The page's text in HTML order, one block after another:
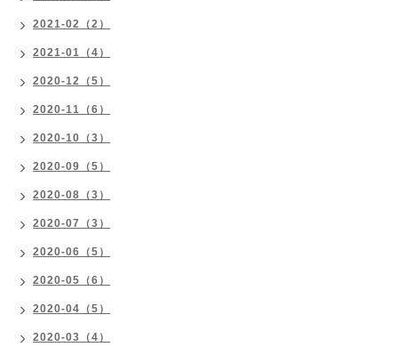
2021-02（2）
2021-01（4）
2020-12（5）
2020-11（6）
2020-10（3）
2020-09（5）
2020-08（3）
2020-07（3）
2020-06（5）
2020-05（6）
2020-04（5）
2020-03（4）